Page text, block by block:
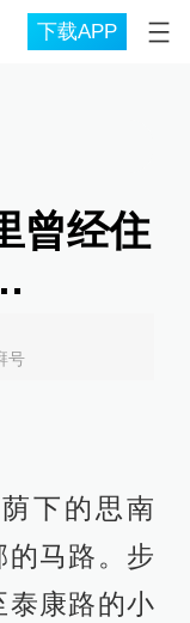
下载APP
曾经住
号
下的思南
的马路。步
泰康路的小